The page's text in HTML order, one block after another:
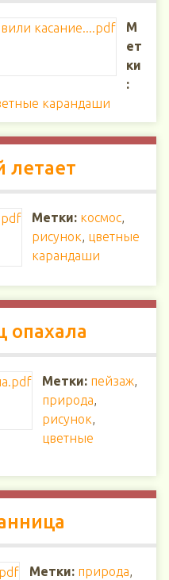
М
ет
ки
:
карандаши
летает
Метки: космос,
рисунок, цветные
карандаши
опахала
Метки: пейзаж,
природа,
рисунок,
цветные
Метки: природа,